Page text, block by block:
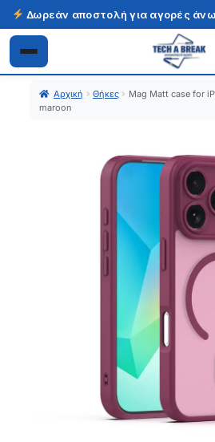
Δωρεάν αποστολή για αγορές
Απευθείας
μετάβαση
Μετάβαση
σε
περιεχόμενο
Αρχική Θήκες
Mag Matt case for
maroon